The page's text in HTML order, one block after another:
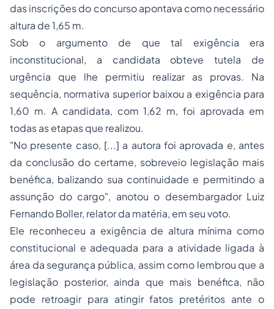
das inscrições do concurso apontava como necessário
altura de 1,65 m.
Sob o argumento de que tal exigência era
inconstitucional, a candidata obteve tutela de
urgência que lhe permitiu realizar as provas. Na
sequência, normativa superior baixou a exigência para
1,60 m. A candidata, com 1,62 m, foi aprovada em
todas as etapas que realizou.
"No presente caso, [...] a autora foi aprovada e, antes
da conclusão do certame, sobreveio legislação mais
benéfica, balizando sua continuidade e permitindo a
assunção do cargo", anotou o desembargador Luiz
Fernando Boller, relator da matéria, em seu voto.
Ele reconheceu a exigência de altura mínima como
constitucional e adequada para a atividade ligada à
área da segurança pública, assim como lembrou que a
legislação posterior, ainda que mais benéfica, não
pode retroagir para atingir fatos pretéritos ante o